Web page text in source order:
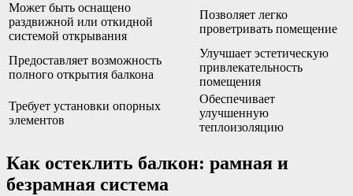
Может быть оснащено
раздвижной или откидной
системой открывания
Позволяет легко
проветривать помещение
Предоставляет возможность
полного открытия балкона
Улучшает эстетическую
привлекательность
помещения
Требует установки опорных
элементов
Обеспечивает
улучшенную
теплоизоляцию
Как остеклить балкон: рамная и
безрамная система